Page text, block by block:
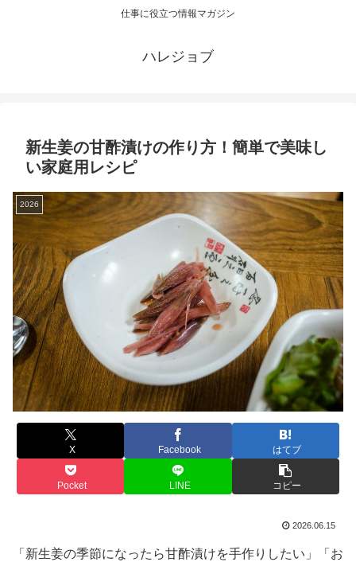
仕事に役立つ情報マガジン
ハレジョブ
新生姜の甘酢漬けの作り方！簡単で美味し
い家庭用レシピ
2026
X Facebook はてブ
Pocket LINE コピー
2026.06.15
「新生姜の季節になったら甘酢漬けを手作りしたい」「お